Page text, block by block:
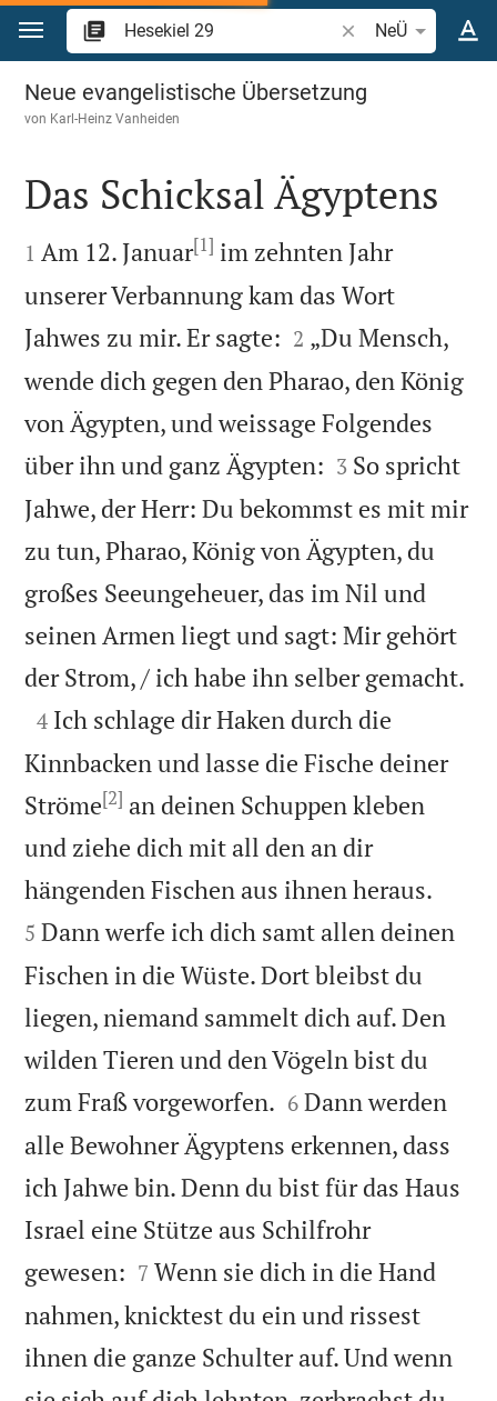
Zum Inhalt springen
Bibelstelle oder
NeÜ
Hesekiel 29
Neue evangelistische Übersetzung
von Karl-Heinz Vanheiden

Das Schicksal Ägyptens

1 Am 12. Januar[1] im zehnten Jahr
unserer Verbannung kam das Wort
Jahwes zu mir. Er sagte: 

2 „Du Mensch,
wende dich gegen den Pharao, den König
von Ägypten, und weissage Folgendes
über ihn und ganz Ägypten: 

3 So spricht
Jahwe, der Herr: Du bekommst es mit mir
zu tun, Pharao, König von Ägypten, du
großes Seeungeheuer, das im Nil und
seinen Armen liegt und sagt: Mir gehört
der Strom, / ich habe ihn selber gemacht.

4 Ich schlage dir Haken durch die
Kinnbacken und lasse die Fische deiner
Ströme[2] an deinen Schuppen kleben
und ziehe dich mit all den an dir
hängenden Fischen aus ihnen heraus.
5 Dann werfe ich dich samt allen deinen
Fischen in die Wüste. Dort bleibst du
liegen, niemand sammelt dich auf. Den
wilden Tieren und den Vögeln bist du
zum Fraß vorgeworfen. 

6 Dann werden
alle Bewohner Ägyptens erkennen, dass
ich Jahwe bin. Denn du bist für das Haus
Israel eine Stütze aus Schilfrohr
gewesen: 

7 Wenn sie dich in die Hand
nahmen, knicktest du ein und rissest
ihnen die ganze Schulter auf. Und wenn